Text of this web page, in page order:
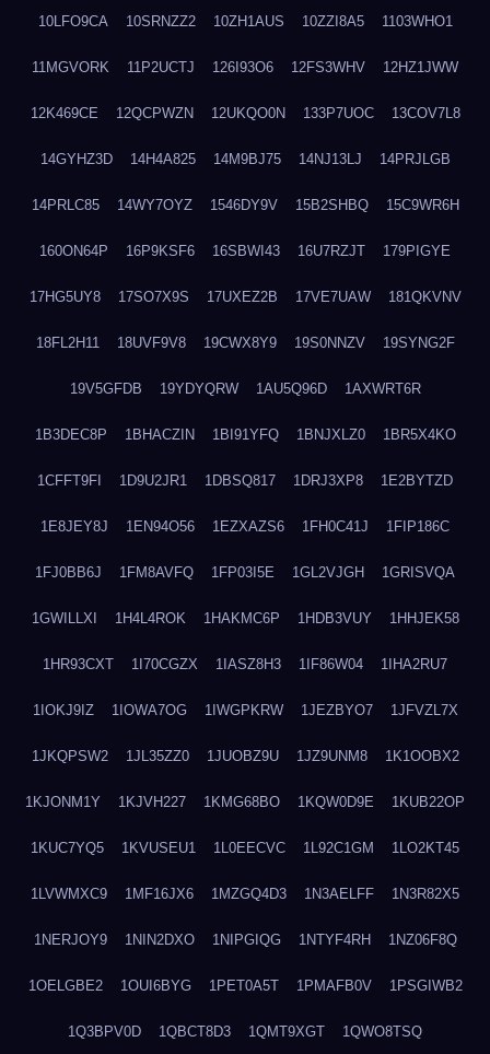
10LFO9CA 10SRNZZ2 10ZH1AUS 10ZZI8A5 1103WHO1
11MGVORK 11P2UCTJ 126I93O6 12FS3WHV 12HZ1JWW
12K469CE 12QCPWZN 12UKQO0N 133P7UOC 13COV7L8
14GYHZ3D 14H4A825 14M9BJ75 14NJ13LJ 14PRJLGB
14PRLC85 14WY7OYZ 1546DY9V 15B2SHBQ 15C9WR6H
160ON64P 16P9KSF6 16SBWI43 16U7RZJT 179PIGYE
17HG5UY8 17SO7X9S 17UXEZ2B 17VE7UAW 181QKVNV
18FL2H11 18UVF9V8 19CWX8Y9 19S0NNZV 19SYNG2F
19V5GFDB 19YDYQRW 1AU5Q96D 1AXWRT6R
1B3DEC8P 1BHACZIN 1BI91YFQ 1BNJXLZ0 1BR5X4KO
1CFFT9FI 1D9U2JR1 1DBSQ817 1DRJ3XP8 1E2BYTZD
1E8JEY8J 1EN94O56 1EZXAZS6 1FH0C41J 1FIP186C
1FJ0BB6J 1FM8AVFQ 1FP03I5E 1GL2VJGH 1GRISVQA
1GWILLXI 1H4L4ROK 1HAKMC6P 1HDB3VUY 1HHJEK58
1HR93CXT 1I70CGZX 1IASZ8H3 1IF86W04 1IHA2RU7
1IOKJ9IZ 1IOWA7OG 1IWGPKRW 1JEZBYO7 1JFVZL7X
1JKQPSW2 1JL35ZZ0 1JUOBZ9U 1JZ9UNM8 1K1OOBX2
1KJONM1Y 1KJVH227 1KMG68BO 1KQW0D9E 1KUB22OP
1KUC7YQ5 1KVUSEU1 1L0EECVC 1L92C1GM 1LO2KT45
1LVWMXC9 1MF16JX6 1MZGQ4D3 1N3AELFF 1N3R82X5
1NERJOY9 1NIN2DXO 1NIPGIQG 1NTYF4RH 1NZ06F8Q
1OELGBE2 1OUI6BYG 1PET0A5T 1PMAFB0V 1PSGIWB2
1Q3BPV0D 1QBCT8D3 1QMT9XGT 1QWO8TSQ